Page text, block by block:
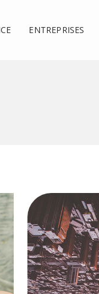
ENTREPRISES